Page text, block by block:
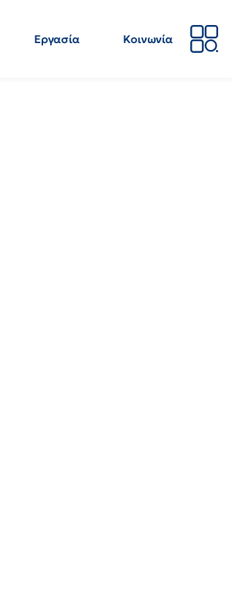
Εργασία
Κοινωνία